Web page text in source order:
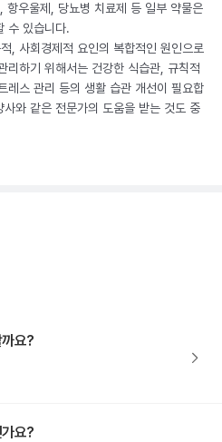
항우울제, 당뇨병 치료제 등 일부 약물은
수 있습니다.
, 사회경제적 요인의 복합적인 원인으로
리하기 위해서는 건강한 식습관, 규칙적
레스 관리 등의 생활 습관 개선이 필요합
와 같은 전문가의 도움을 받는 것도 중
요?
요?